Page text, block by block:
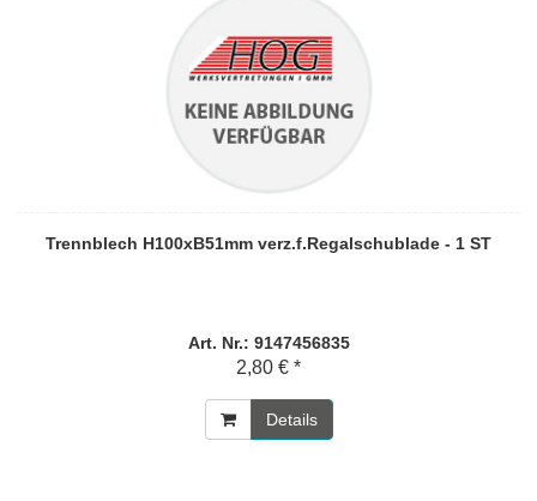
Trennblech H100xB51mm verz.f.Regalschublade - 1 ST
Art. Nr.: 9147456835
2,80 € *
Details